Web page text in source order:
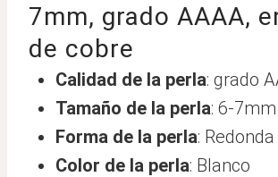
7mm, grado AAAA,
de cobre
Calidad de la perla: grado
Tamaño de la perla: 6-7mm
Forma de la perla: Redonda
Color de la perla: Blanco